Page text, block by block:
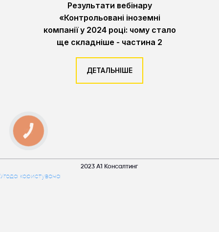
Результати вебінару
«Контрольовані іноземні
компанії у 2024 році: чому стало
ще складніше - частина 2
ДЕТАЛЬНІШЕ
2023 А1 Консалтинг
Угода користувача
КНОПКА
ЗВ'ЯЗКУ